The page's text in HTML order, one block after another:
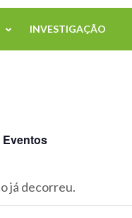
INVESTIGAÇÃO
Eventos
já decorreu.